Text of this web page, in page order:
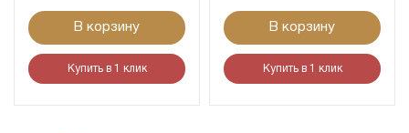
В корзину
Купить в 1 клик
В корзину
Купить в 1 клик